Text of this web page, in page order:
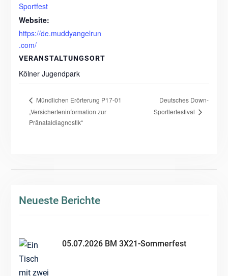
Sportfest
Website:
https://de.muddyangelrun
.com/
VERANSTALTUNGSORT
Kölner Jugendpark
Mündlichen Erörterung P17-01
„Versicherteninformation zur
Pränataldiagnostik“
Deutsches Down-
Sportlerfestival
Neueste Berichte
05.07.2026 BM 3X21-Sommerfest